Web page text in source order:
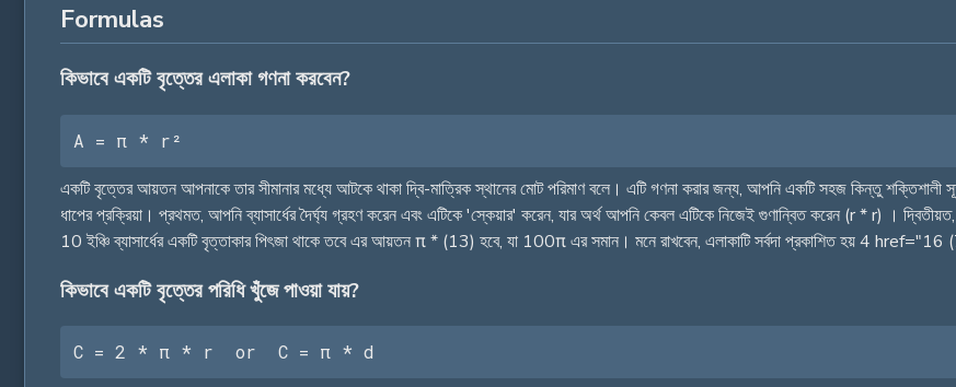
Formulas
কিভাবে একটি বৃত্তের এলাকা গণনা করবেন?
A = π * r²
একটি বৃত্তের আয়তন আপনাকে তার সীমানার মধ্যে আটকে থাকা দ্বি-মাত্রিক স্থানের মোট পরিমাণ বলে। এটি গণনা করার জন্য, আপনি একটি সহজ কিন্তু শক্তিশালী
ধাপের প্রক্রিয়া। প্রথমত, আপনি ব্যাসার্ধের দৈর্ঘ্য গ্রহণ করেন এবং এটিকে 'স্কেয়ার' করেন, যার অর্থ আপনি কেবল এটিকে নিজেই গুণান্বিত করেন (r * r) ।
10 ইঞ্চি ব্যাসার্ধের একটি বৃত্তাকার পিৎজা থাকে তবে এর আয়তন π * (13) হবে, যা 100π এর সমান। মনে রাখবেন, এলাকাটি সর্বদা প্রকাশিত হয় 4
কিভাবে একটি বৃত্তের পরিধি খুঁজে পাওয়া যায়?
C = 2 * π * r  or  C = π * d